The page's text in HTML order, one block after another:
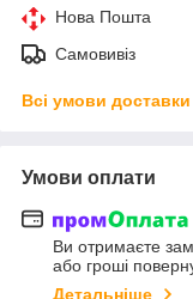
Нова Пошта
Самовивіз
Всі умови доставки
Умови оплати
Ви отримаєте
або гроші
Детальніше